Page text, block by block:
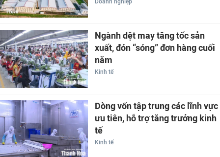
Ngành dệt may tăng tốc sản
xuất, đón “sóng” đơn hàng cuối
năm
Kinh tế
Dòng vốn tập trung các lĩnh vực
ưu tiên, hỗ trợ tăng trưởng kinh
tế
Kinh tế